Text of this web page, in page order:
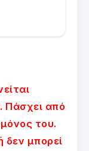
Πάσχει από
μόνος του.
δεν μπορεί